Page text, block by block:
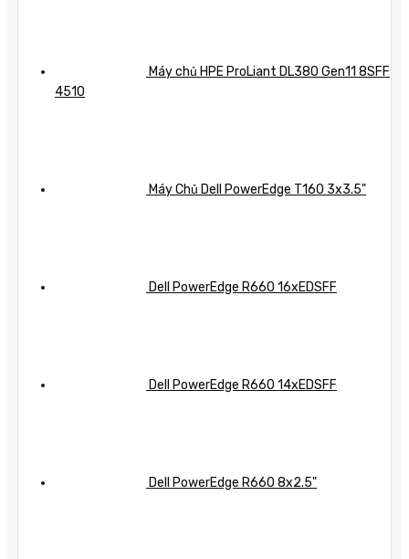
Máy chủ HPE ProLiant DL380 Gen11 8SFF
4510
Máy Chủ Dell PowerEdge T160 3x3.5"
Dell PowerEdge R660 16xEDSFF
Dell PowerEdge R660 14xEDSFF
Dell PowerEdge R660 8x2.5"